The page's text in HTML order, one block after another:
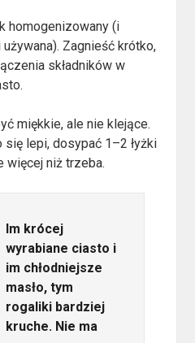
homogenizowany (i
Zagnieść krótko,
składników w
miękkie, ale nie klejące.
się lepi, dosypać 1–2 łyżki
więcej niż trzeba.
Im krócej
wyrabiane ciasto i
im chłodniejsze
masło, tym
rogaliki bardziej
kruche. Nie ma